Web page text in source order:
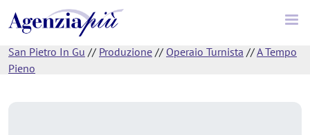
San Pietro In Gu // Produzione // Operaio Turnista //A Tempo
Pieno